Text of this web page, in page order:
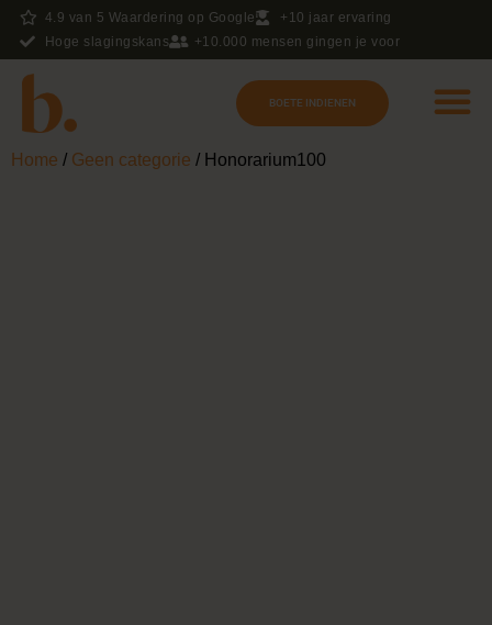
4.9 van 5 Waardering op Google
+10 jaar ervaring
Hoge slagingskans
+10.000 mensen gingen je voor
BOETE INDIENEN
Home / Geen categorie / Honorarium100